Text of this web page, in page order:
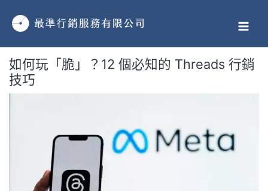
如何玩「脆」？12 個必知的 Threads 行銷
技巧